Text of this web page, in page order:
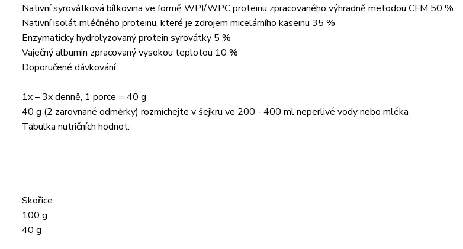
Nativní syrovátková bílkovina ve formě WPI/WPC proteinu zpracovaného výhradně metodou CFM 50 %
Nativní isolát mléčného proteinu, které je zdrojem micelárního kaseinu 35 %
Enzymaticky hydrolyzovaný protein syrovátky 5 %
Vaječný albumin zpracovaný vysokou teplotou 10 %
Doporučené dávkování:
1x – 3x denně, 1 porce = 40 g
40 g (2 zarovnané odměrky) rozmíchejte v šejkru ve 200 - 400 ml neperlivé vody nebo mléka
Tabulka nutričních hodnot:
Skořice
100 g
40 g